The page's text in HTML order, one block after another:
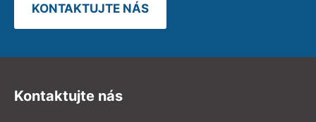
KONTAKTUJTE NÁS
Kontaktujte nás